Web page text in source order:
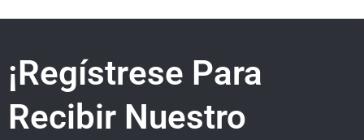
¡Regístrese Para
Recibir Nuestro